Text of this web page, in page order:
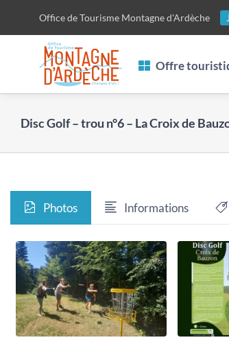
contenu
Office de Tourisme Montagne d'Ardèche
Offre
Disc Golf – trou n°6 – La Croix de
Photos Informations